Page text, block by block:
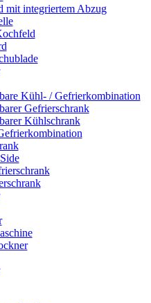
mit integriertem Abzug
Kühl- / Gefrierkombination
Gefrierschrank
Kühlschrank